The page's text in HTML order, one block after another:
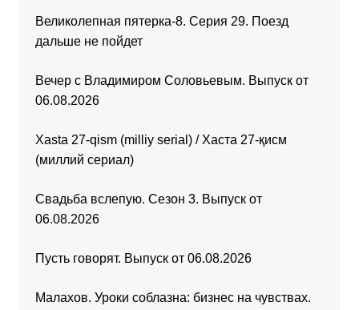
Великолепная пятерка-8. Серия 29. Поезд
дальше не пойдет
Вечер с Владимиром Соловьевым. Выпуск от
06.08.2026
Xasta 27-qism (milliy serial) / Хаста 27-қисм
(миллий сериал)
Свадьба вслепую. Сезон 3. Выпуск от
06.08.2026
Пусть говорят. Выпуск от 06.08.2026
Малахов. Уроки соблазна: бизнес на чувствах.